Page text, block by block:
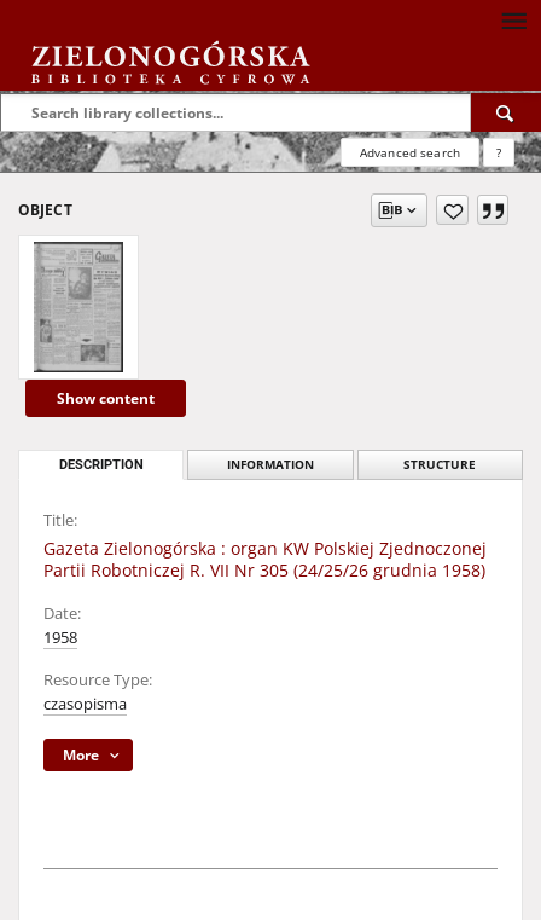
Advanced search ?
OBJECT
Show content
DESCRIPTION INFORMATION STRUCTURE
Title:
Gazeta Zielonogórska : organ KW Polskiej Zjednoczonej
Partii Robotniczej R. VII Nr 305 (24/25/26 grudnia 1958)
Date:
1958
Resource Type:
czasopisma
More